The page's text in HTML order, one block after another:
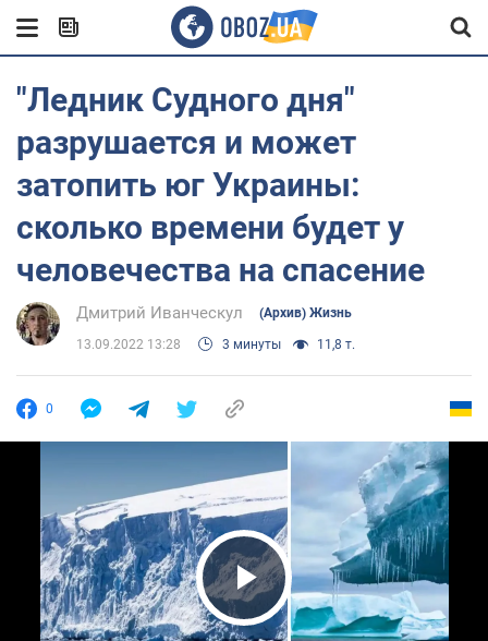
"Ледник Судного дня"
разрушается и может
затопить юг Украины:
сколько времени будет у
человечества на спасение
Дмитрий Иванческул (Архив) Жизнь
13.09.2022 13:28 3 минуты 11,8 т.
0
Play Video